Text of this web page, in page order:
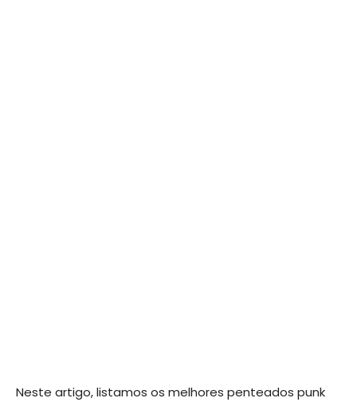
Neste artigo, listamos os melhores penteados punk